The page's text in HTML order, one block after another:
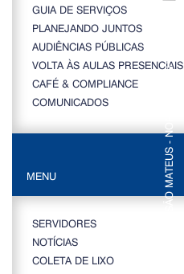
GUIA DE SERVIÇOS
PLANEJANDO JUNTOS
AUDIÊNCIAS PÚBLICAS
VOLTA ÀS AULAS PRESENCIAIS
CAFÉ & COMPLIANCE
COMUNICADOS
MENU
SERVIDORES
NOTÍCIAS
COLETA DE LIXO